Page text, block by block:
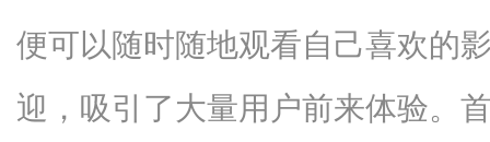
便可以随时随地观看自己喜欢的
迎，吸引了大量用户前来体验。